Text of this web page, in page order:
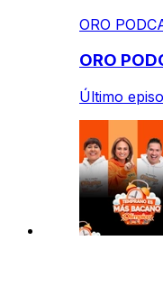
ORO
ORO
Último